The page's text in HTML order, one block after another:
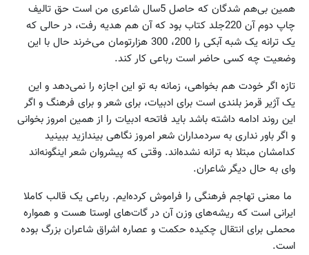
همین بی‌هم شدگان که حاصل 5سال شاعری من است حق تالیف
چاپ دوم آن 220جلد کتاب بود که آن هم هدیه رفت، در حالی که
یک ترانه یک شبه آبکی را 200، 300 هزارتومان می‌خرند حال با این
وضعیت چه کسی حاضر است رباعی کار کند.
تازه اگر خودت هم بخواهی، زمانه به تو این اجازه را نمی‌دهد و این
یک آژیر قرمز بلندی است برای ادبیات، برای شعر و برای فرهنگ و اگر
این روند ادامه داشته باشد باید فاتحه ادبیات را از همین امروز بخوانی
و اگر باور نداری به سردمداران شعر امروز نگاهی بیندازید ببینید
کدامشان مبتلا به ترانه نشده‌اند. وقتی که پیشروان شعر اینگونه‌اند
وای به حال دیگر شاعران.
ما معنی تهاجم فرهنگی را فراموش کرده‌ایم. رباعی یک قالب کاملا
ایرانی است که ریشه‌های وزن آن در گات‌های اوستا هست و همواره
محملی برای انتقال چکیده حکمت و عصاره اشراق شاعران بزرگ بوده
است.